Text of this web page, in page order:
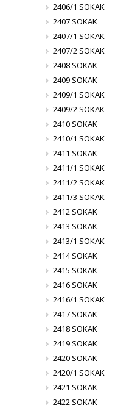
2406/1 SOKAK
2407 SOKAK
2407/1 SOKAK
2407/2 SOKAK
2408 SOKAK
2409 SOKAK
2409/1 SOKAK
2409/2 SOKAK
2410 SOKAK
2410/1 SOKAK
2411 SOKAK
2411/1 SOKAK
2411/2 SOKAK
2411/3 SOKAK
2412 SOKAK
2413 SOKAK
2413/1 SOKAK
2414 SOKAK
2415 SOKAK
2416 SOKAK
2416/1 SOKAK
2417 SOKAK
2418 SOKAK
2419 SOKAK
2420 SOKAK
2420/1 SOKAK
2421 SOKAK
2422 SOKAK